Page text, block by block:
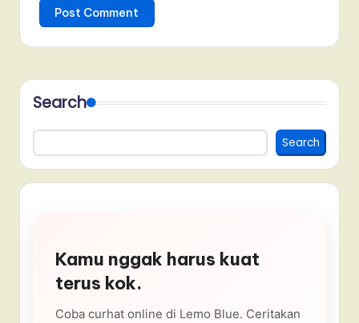
Search
Search
Kamu nggak harus kuat
terus kok.
Coba curhat online di Lemo Blue. Ceritakan